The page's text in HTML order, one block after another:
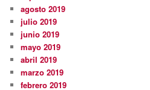
agosto 2019
julio 2019
junio 2019
mayo 2019
abril 2019
marzo 2019
febrero 2019